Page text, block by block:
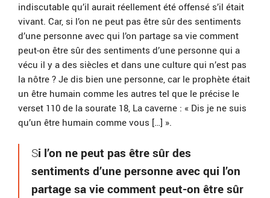
indiscutable qu’il aurait réellement été offensé s’il était
vivant. Car, si l’on ne peut pas être sûr des sentiments
d’une personne avec qui l’on partage sa vie comment
peut-on être sûr des sentiments d’une personne qui a
vécu il y a des siècles et dans une culture qui n’est pas
la nôtre ? Je dis bien une personne, car le prophète était
un être humain comme les autres tel que le précise le
verset 110 de la sourate 18, La caverne : « Dis je ne suis
qu’un être humain comme vous […] ».
Si l’on ne peut pas être sûr des
sentiments d’une personne avec qui l’on
partage sa vie comment peut-on être sûr